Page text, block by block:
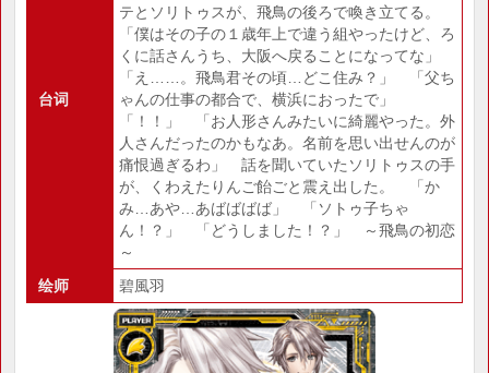
台词
テとソリトゥスが、飛鳥の後ろで喚き立てる。
「僕はその子の１歳年上で違う組やったけど、ろ
くに話さんうち、大阪へ戻ることになってな」
「え……。飛鳥君その頃…どこ住み？」 「父ち
ゃんの仕事の都合で、横浜におったで」
「！！」 「お人形さんみたいに綺麗やった。外
人さんだったのかもなあ。名前を思い出せんのが
痛恨過ぎるわ」 話を聞いていたソリトゥスの手
が、くわえたりんご飴ごと震え出した。 「か
み…あや…あばばばば」 「ソトゥ子ちゃ
ん！？」 「どうしました！？」 ～飛鳥の初恋
～
绘师
碧風羽